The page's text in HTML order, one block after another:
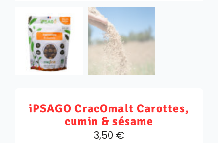
iPSAGO CracOmalt Carottes,
cumin & sésame
3,50 €